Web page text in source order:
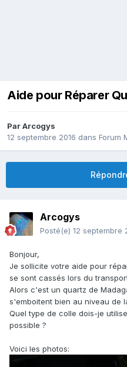
Aide pour Réparer
ParArcogys
12 septembre 2016 dans Forum
Arcogys
Posté(e) 12 septembre
Bonjour,
Je sollicite votre aide pour
se sont cassés lors du
Alors c'est un quartz de
s'emboitent bien au niveau de
Quel type de colle dois-je
possible ?
Voici les photos: